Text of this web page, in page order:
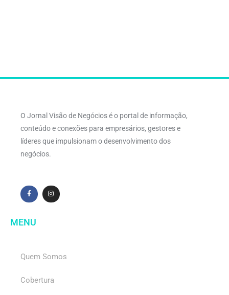
O Jornal Visão de Negócios é o portal de informação,
conteúdo e conexões para empresários, gestores e
líderes que impulsionam o desenvolvimento dos
negócios.
MENU
Quem Somos
Cobertura